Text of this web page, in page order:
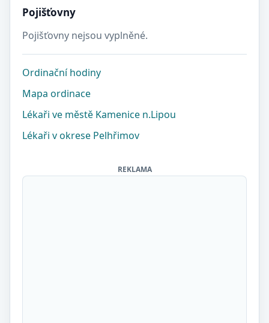
Pojišťovny
Pojišťovny nejsou vyplněné.
Ordinační hodiny
Mapa ordinace
Lékaři ve městě Kamenice n.Lipou
Lékaři v okrese Pelhřimov
REKLAMA